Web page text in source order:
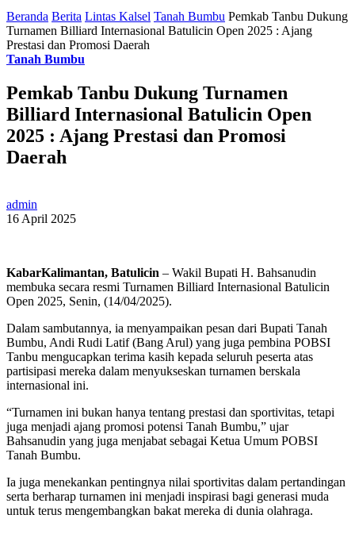
Beranda Berita Lintas Kalsel Tanah Bumbu Pemkab Tanbu Dukung
Turnamen Billiard Internasional Batulicin Open 2025 : Ajang
Prestasi dan Promosi Daerah
Tanah Bumbu
Pemkab Tanbu Dukung Turnamen
Billiard Internasional Batulicin Open
2025 : Ajang Prestasi dan Promosi
Daerah
admin
16 April 2025
KabarKalimantan, Batulicin – Wakil Bupati H. Bahsanudin
membuka secara resmi Turnamen Billiard Internasional Batulicin
Open 2025, Senin, (14/04/2025).
Dalam sambutannya, ia menyampaikan pesan dari Bupati Tanah
Bumbu, Andi Rudi Latif (Bang Arul) yang juga pembina POBSI
Tanbu mengucapkan terima kasih kepada seluruh peserta atas
partisipasi mereka dalam menyukseskan turnamen berskala
internasional ini.
“Turnamen ini bukan hanya tentang prestasi dan sportivitas, tetapi
juga menjadi ajang promosi potensi Tanah Bumbu,” ujar
Bahsanudin yang juga menjabat sebagai Ketua Umum POBSI
Tanah Bumbu.
Ia juga menekankan pentingnya nilai sportivitas dalam pertandingan
serta berharap turnamen ini menjadi inspirasi bagi generasi muda
untuk terus mengembangkan bakat mereka di dunia olahraga.